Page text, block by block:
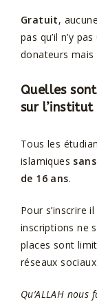
Gratuit,
pas qu’il n’y
donateurs
Quelles
sur l’institut
Tous les
islamiques
de 16 ans.
Pour s’inscrire
inscriptions ne
places sont
réseaux
Qu’ALLAH